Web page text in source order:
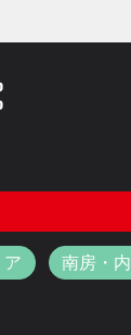
ア 南房・